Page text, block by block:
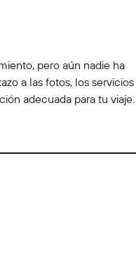
pero aún nadie ha
a las fotos, los servicios
adecuada para tu viaje.